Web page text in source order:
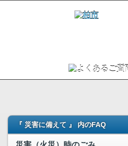
『 災害に備えて 』 内のFAQ